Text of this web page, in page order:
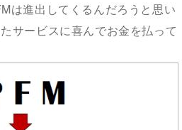
は進出してくるんだろうと思い
サービスに喜んでお金を払って